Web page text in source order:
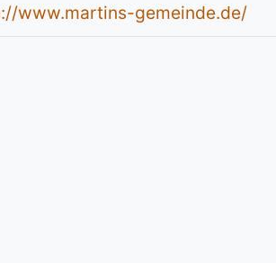
www.martins-gemeinde.de/